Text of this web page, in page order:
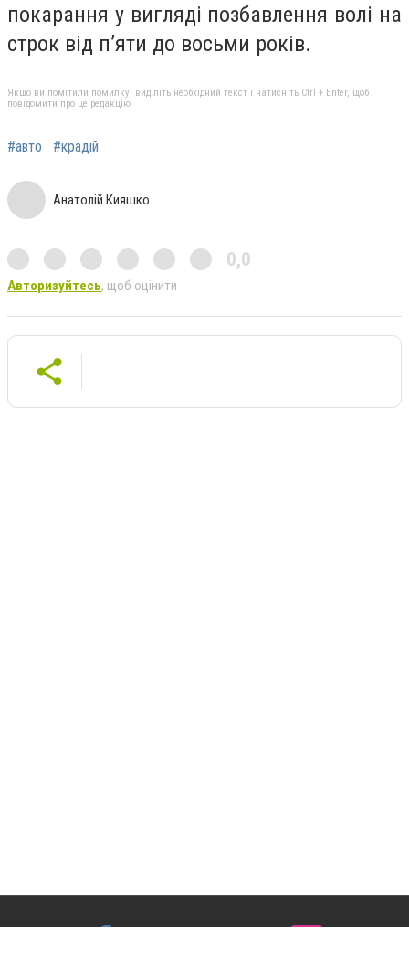
покарання у вигляді позбавлення волі на
строк від п’яти до восьми років.
Якщо ви помітили помилку, виділіть необхідний текст і натисніть Ctrl + Enter, щоб
повідомити про це редакцію
#авто #крадій
Анатолій Кияшко
0,0
Авторизуйтесь, щоб оцінити